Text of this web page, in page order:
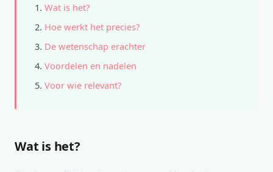
Wat is het?
Hoe werkt het precies?
De wetenschap erachter
Voordelen en nadelen
Voor wie relevant?
Wat is het?